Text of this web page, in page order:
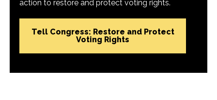
action to restore and protect voting rights.
Tell Congress: Restore and Protect
Voting Rights